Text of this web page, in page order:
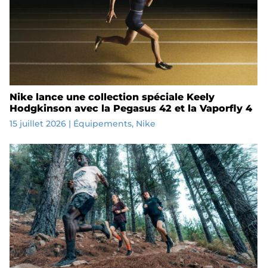
Nike lance une collection spéciale Keely
Hodgkinson avec la Pegasus 42 et la Vaporfly 4
15 juillet 2026| Équipements, Nike